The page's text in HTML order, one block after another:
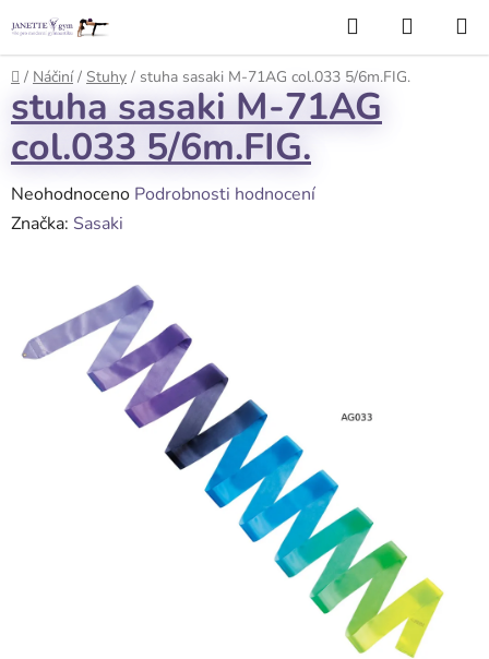
na
obsah
Hledat
KOŠÍK
Domů
/ Náčiní / Stuhy / stuha sasaki M-71AG col.033 5/6m.FIG.
stuha sasaki M-71AG
col.033 5/6m.FIG.
Průměrné
hodnocení
Neohodnoceno Podrobnosti hodnocení
Značka: Sasaki